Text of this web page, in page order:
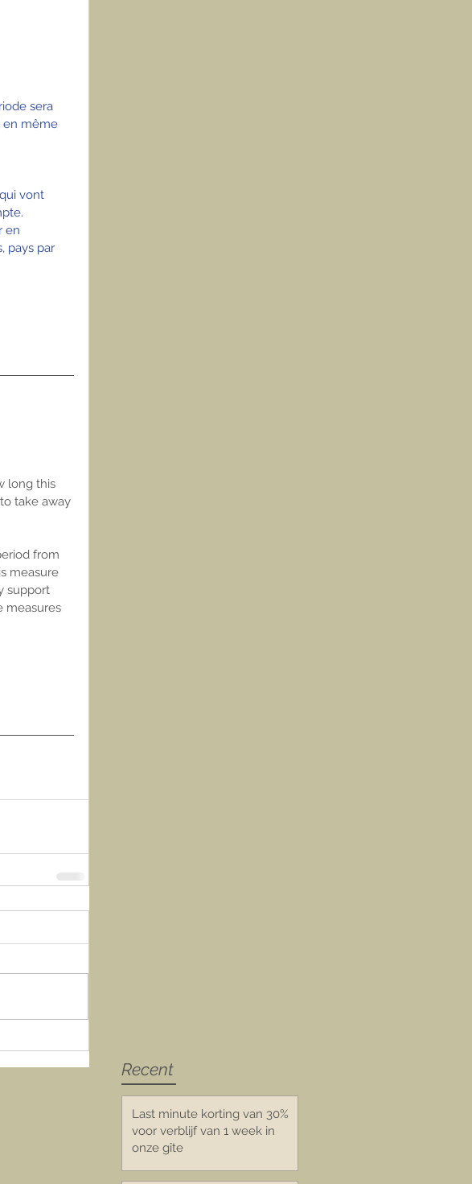
sera
en même
vont
en
pays par
long this
take away
from
measure
support
measures
Recent
Last minute korting van 30%
voor verblijf van 1 week in
onze gîte